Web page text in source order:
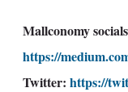
Mallconomy
https://
Twitter:https://